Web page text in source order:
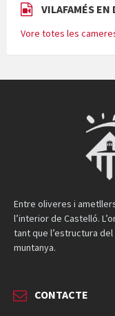
VILAFAMÉS EN
Vore totes les
Entre oliveres i
l’interior de Castelló.
tant que l’estructura
muntanya.
CONTACTE